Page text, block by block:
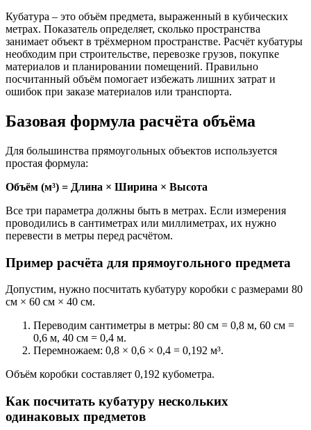
Кубатура – это объём предмета, выраженный в кубических
метрах. Показатель определяет, сколько пространства
занимает объект в трёхмерном пространстве. Расчёт кубатуры
необходим при строительстве, перевозке грузов, покупке
материалов и планировании помещений. Правильно
посчитанный объём помогает избежать лишних затрат и
ошибок при заказе материалов или транспорта.
Базовая формула расчёта объёма
Для большинства прямоугольных объектов используется
простая формула:
Объём (м³) = Длина × Ширина × Высота
Все три параметра должны быть в метрах. Если измерения
проводились в сантиметрах или миллиметрах, их нужно
перевести в метры перед расчётом.
Пример расчёта для прямоугольного предмета
Допустим, нужно посчитать кубатуру коробки с размерами 80
см × 60 см × 40 см.
Переводим сантиметры в метры: 80 см = 0,8 м, 60 см =
0,6 м, 40 см = 0,4 м.
Перемножаем: 0,8 × 0,6 × 0,4 = 0,192 м³.
Объём коробки составляет 0,192 кубометра.
Как посчитать кубатуру нескольких
одинаковых предметов